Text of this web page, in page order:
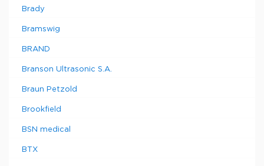
Brady
Bramswig
BRAND
Branson Ultrasonic S.A.
Braun Petzold
Brookfield
BSN medical
BTX